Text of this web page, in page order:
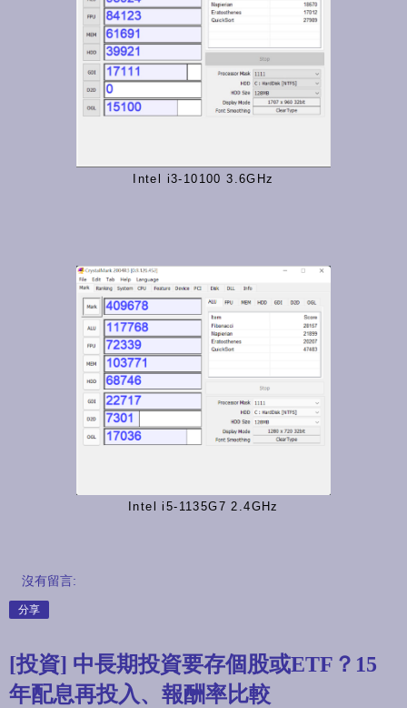
Intel i3-10100 3.6GHz
Intel i5-1135G7 2.4GHz
沒有留言:
分享
[投資] 中長期投資要存個股或ETF？15
年配息再投入、報酬率比較